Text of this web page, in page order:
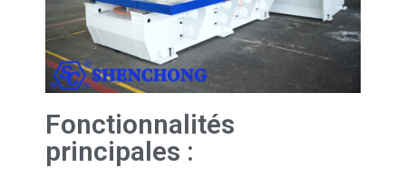
Fonctionnalités
principales :